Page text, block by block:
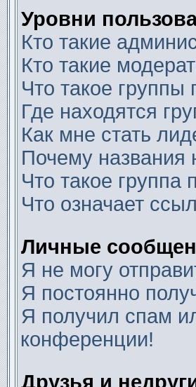
Уровни
Кто такие
Кто такие
Что такое группы
Где находятся
Как мне стать
Почему названия
Что такое группа
Что означает
Личные
Я не могу
Я постоянно
Я получил спам
конференции!
Друзья и